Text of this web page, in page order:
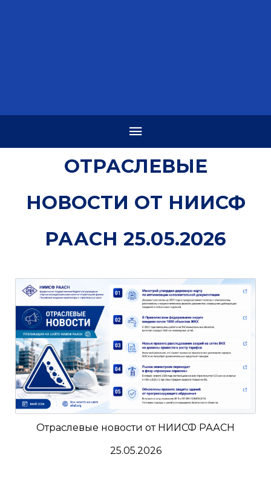
ОТРАСЛЕВЫЕ
НОВОСТИ ОТ НИИСФ
РААСН 25.05.2026
Отраслевые новости от НИИСФ РААСН
25.05.2026